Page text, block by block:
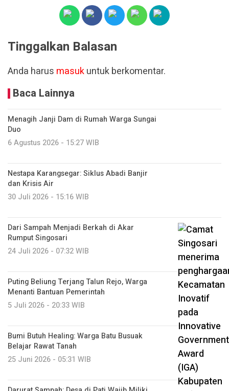
Tinggalkan Balasan
Anda harus masukuntuk berkomentar.
Baca Lainnya
Menagih Janji Dam di Rumah Warga Sungai
Duo
6 Agustus 2026 - 15:27 WIB
Nestapa Karangsegar: Siklus Abadi Banjir
dan Krisis Air
30 Juli 2026 - 15:16 WIB
Dari Sampah Menjadi Berkah di Akar
Rumput Singosari
24 Juli 2026 - 07:32 WIB
Puting Beliung Terjang Talun Rejo, Warga
Menanti Bantuan Pemerintah
5 Juli 2026 - 20:33 WIB
Bumi Butuh Healing: Warga Batu Busuak
Belajar Rawat Tanah
25 Juni 2026 - 05:31 WIB